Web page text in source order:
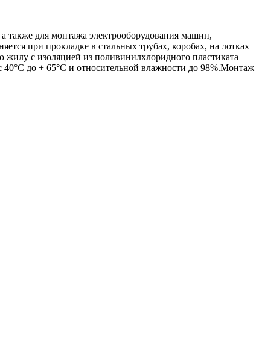
также для монтажа электрооборудования машин,
при прокладке в стальных трубах, коробах, на лотках
жилу с изоляцией из поливинилхлоридного пластиката
до + 65°C и относительной влажности до 98%.Монтаж